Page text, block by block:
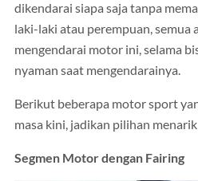
dikendarai siapa saja tanpa
laki-laki atau perempuan, semua
mengendarai motor ini, selama
nyaman saat mengendarainya.
Berikut beberapa motor sport
masa kini, jadikan pilihan
Segmen Motor dengan Fairing